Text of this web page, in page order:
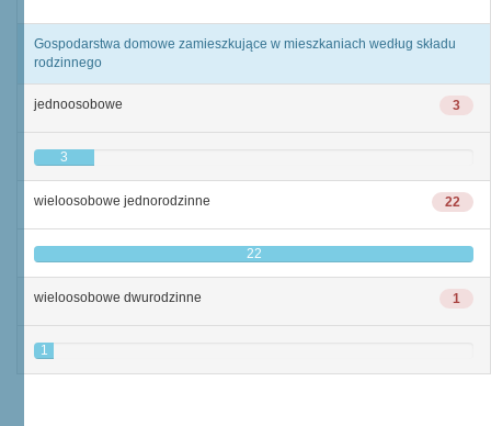
Gospodarstwa domowe zamieszkujące w mieszkaniach według składu
rodzinnego
3
jednoosobowe
3
22
wieloosobowe jednorodzinne
22
1
wieloosobowe dwurodzinne
1